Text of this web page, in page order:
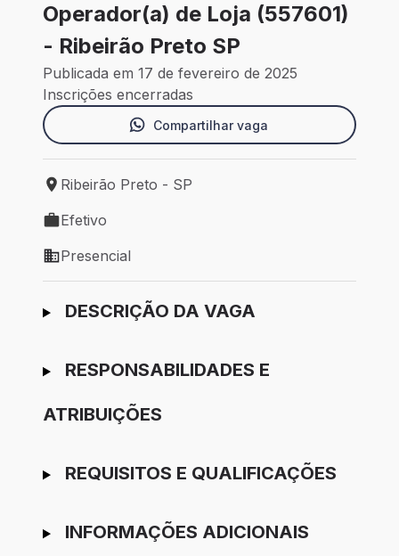
Operador(a) de Loja (557601)
- Ribeirão Preto SP
Publicada em 17 de fevereiro de 2025
Inscrições encerradas
Compartilhar vaga
Local de trabalho: Ribeirão Preto - SP
Ribeirão Preto - SP
Tipo de vaga: Efetivo
Efetivo
Modelo de trabalho: Presencial
Presencial
Ir para candidatura
DESCRIÇÃO DA VAGA
RESPONSABILIDADES E
ATRIBUIÇÕES
REQUISITOS E QUALIFICAÇÕES
INFORMAÇÕES ADICIONAIS